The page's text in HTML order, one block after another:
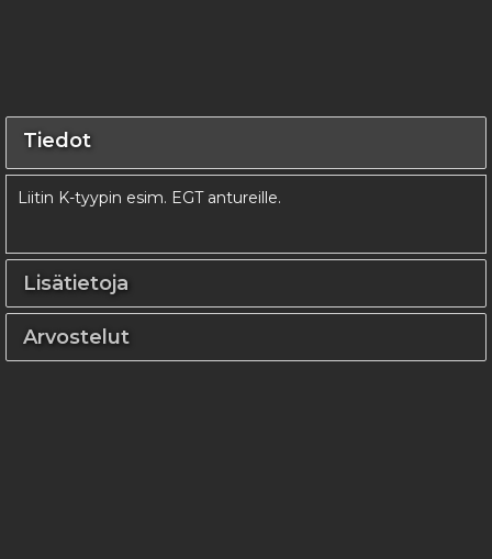
Tiedot
Liitin K-tyypin esim. EGT antureille.
Lisätietoja
Arvostelut